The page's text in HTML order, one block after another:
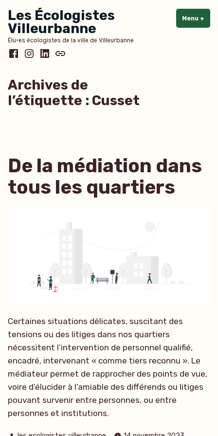
au
contenu
Les Écologistes
Villeurbanne
Élu·es écologistes de la ville de Villeurbanne
Menu +
Facebook
Instagram
LinkedInBluesky
Archives de
l’étiquette : Cusset
De la médiation dans
tous les quartiers
Certaines situations délicates, suscitant des
tensions ou des litiges dans nos quartiers
nécessitent l’intervention de personnel qualifié,
encadré, intervenant « comme tiers reconnu ». Le
médiateur permet de rapprocher des points de vue,
voire d’élucider à l’amiable des différends ou litiges
pouvant survenir entre personnes, ou entre
personnes et institutions.